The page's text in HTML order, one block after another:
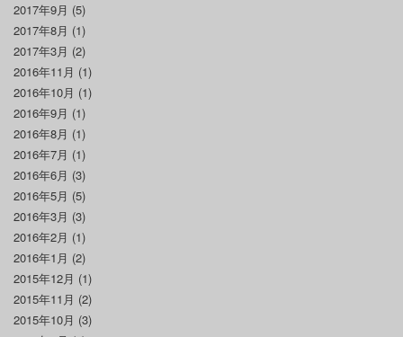
2017年9月 (5)
2017年8月 (1)
2017年3月 (2)
2016年11月 (1)
2016年10月 (1)
2016年9月 (1)
2016年8月 (1)
2016年7月 (1)
2016年6月 (3)
2016年5月 (5)
2016年3月 (3)
2016年2月 (1)
2016年1月 (2)
2015年12月 (1)
2015年11月 (2)
2015年10月 (3)